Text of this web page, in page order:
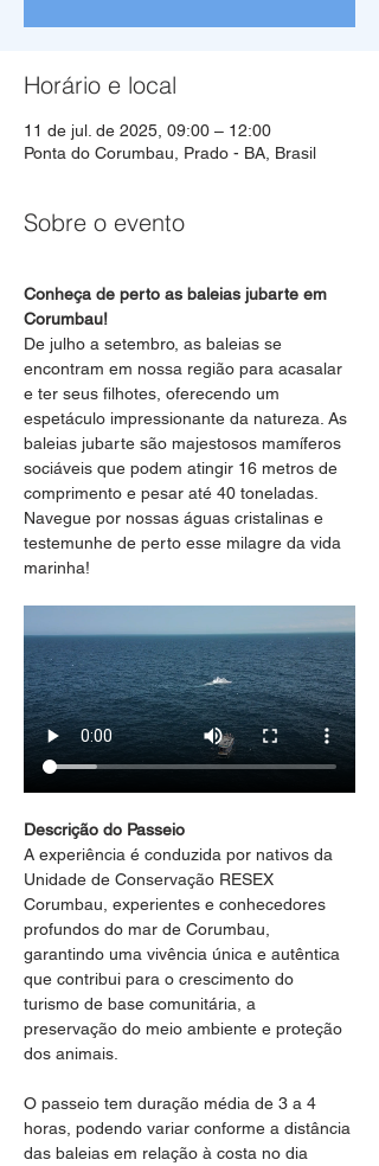
Horário e local
11 de jul. de 2025, 09:00 – 12:00
Ponta do Corumbau, Prado - BA, Brasil
Sobre o evento
Conheça de perto as baleias jubarte em
Corumbau!
De julho a setembro, as baleias se
encontram em nossa região para acasalar
e ter seus filhotes, oferecendo um
espetáculo impressionante da natureza. As
baleias jubarte são majestosos mamíferos
sociáveis que podem atingir 16 metros de
comprimento e pesar até 40 toneladas.
Navegue por nossas águas cristalinas e
testemunhe de perto esse milagre da vida
marinha!
Descrição do Passeio
A experiência é conduzida por nativos da
Unidade de Conservação RESEX
Corumbau, experientes e conhecedores
profundos do mar de Corumbau,
garantindo uma vivência única e autêntica
que contribui para o crescimento do
turismo de base comunitária, a
preservação do meio ambiente e proteção
dos animais.
O passeio tem duração média de 3 a 4
horas, podendo variar conforme a distância
das baleias em relação à costa no dia